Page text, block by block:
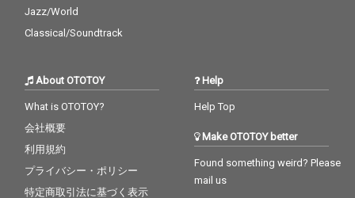
Jazz/World
Classical/Soundtrack
About OTOTOY
What is OTOTOY?
会社概要
利用規約
プライバシー・ポリシー
特定商取引法に基づく表示
Help
Help Top
Make OTOTOY better
Found something weird? Please
mail us